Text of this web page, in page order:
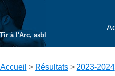
à l'Arc, asbl
Accueil > Résultats> 2023-2024